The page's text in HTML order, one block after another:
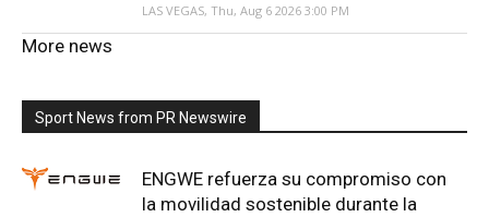
LAS VEGAS, Thu, Aug 6 2026 3:00 PM
More news
Sport News from PR Newswire
ENGWE refuerza su compromiso con
la movilidad sostenible durante la